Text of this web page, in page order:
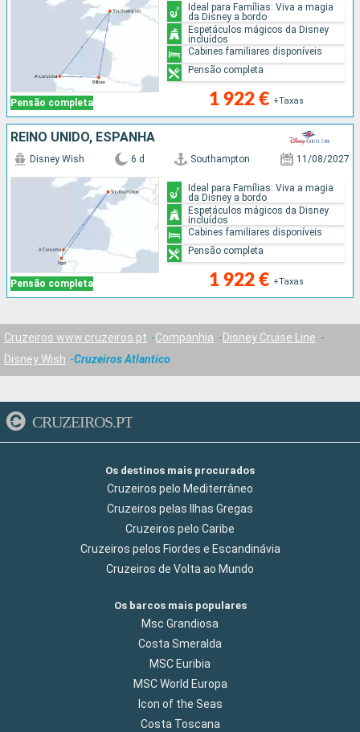
Pensão completa 1 922 € +Taxas
Ideal para Famílias: Viva a magia
da Disney a bordo
Espetáculos mágicos da Disney
incluídos
Cabines familiares disponíveis
Pensão completa
REINO UNIDO, ESPANHA
Pensão completa
Disney Wish 6 d Southampton 11/08/2027
1 922 € +Taxas
Ideal para Famílias: Viva a magia
da Disney a bordo
Espetáculos mágicos da Disney
incluídos
Cabines familiares disponíveis
Pensão completa
Cruzeiros www.cruzeiros.pt Companhia
Disney Cruise Line
Disney Wish
Cruzeiros Atlantico
CRUZEIROS.PT
Os destinos mais procurados
Cruzeiros pelo Mediterrâneo
Cruzeiros pelas Ilhas Gregas
Cruzeiros pelo Caribe
Cruzeiros pelos Fiordes e Escandinávia
Cruzeiros de Volta ao Mundo
Os barcos mais populares
Msc Grandiosa
Costa Smeralda
MSC Euribia
MSC World Europa
Icon of the Seas
Costa Toscana